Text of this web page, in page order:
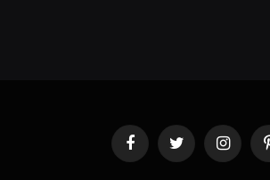
FacebookTwitter Instagram